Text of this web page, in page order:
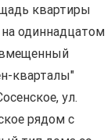
квартиры
одиннадцатом
кварталы"
ул.
рядом с